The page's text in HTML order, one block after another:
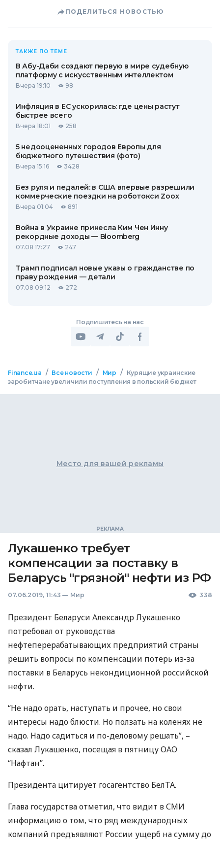
ПОДЕЛИТЬСЯ НОВОСТЬЮ
ТАКЖЕ ПО ТЕМЕ
В Абу-Даби создают первую в мире судебную
платформу с искусственным интеллектом
Вчера 19:10 98
Инфляция в ЕС ускорилась: где цены растут
быстрее всего
Вчера 18:01 258
5 недооцененных городов Европы для
бюджетного путешествия (фото)
Вчера 15:16 3428
Без руля и педалей: в США впервые разрешили
коммерческие поездки на роботокси Zoox
Вчера 01:04 891
Война в Украине принесла Ким Чен Инну
рекордные доходы — Bloomberg
07.08 17:27 247
Трамп подписал новые указы о гражданстве по
праву рождения — детали
07.08 09:12 272
Подпишитесь на нас
Finance.ua / Все новости / Мир /
Курящие украинские
заробитчане увеличили поступления в польский бюджет
Место для вашей рекламы
Лукашенко требует
компенсации за поставку в
Беларусь "грязной" нефти из РФ
07.06.2019, 11:43 — Мир 338
Президент Беларуси Александр Лукашенко
потребовал от руководства
нефтеперерабатывающих предприятий страны
решить вопросы по компенсации потерь из-за
поставки в Беларусь некондиционной российской
нефти.
“Не надо орать, наступать и прочее, но свои
интересы надо блюсти. Но ползать на коленях не
надо. Надо садиться и по-деловому решать”, –
сказал Лукашенко, посещая в пятницуОАО
“Нафтан”.
Президента цитирует госагентство БелТА.
Глава государства отметил, что видит вСМИ
информацию о том, что ряд международных
компаний предъявляют России ущерб на сумму до